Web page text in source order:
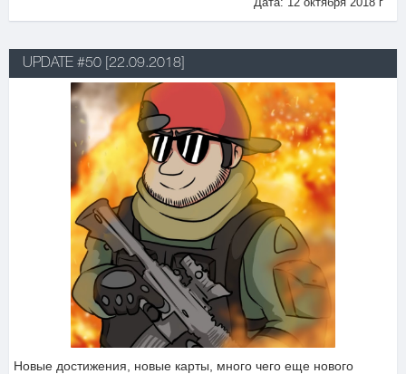
UPDATE #50 [22.09.2018]
Новые достижения, новые карты, много чего еще нового